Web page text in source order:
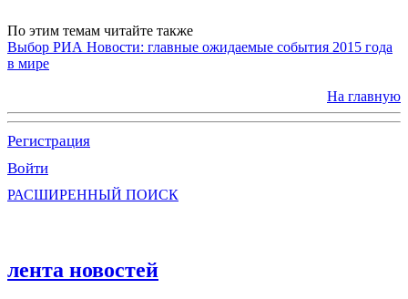
По этим темам читайте также
Выбор РИА Новости: главные ожидаемые события 2015 года
в мире
На главную
Регистрация
Войти
РАСШИРЕННЫЙ ПОИСК
лента новостей